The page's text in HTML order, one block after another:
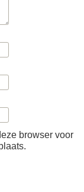
browser voor